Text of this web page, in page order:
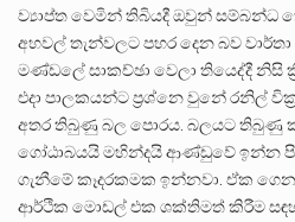
ව්‍යාප්ත වෙමින් තිබියදී ඔවුන් සම්බන්ධ
අහවල් තැන්වලට පහර දෙන බව
මණ්ඩලේ සාකච්ඡා වෙලා තියෙද්දී නිසි
එදා පාලකයන්ට ප්‍රශ්නෙ වුනේ රනිල්
අතර තිබුණු බල පොරය. බලයට තිබුණු
ගෝඨාබයයි මහින්දයි ආණ්ඩුවේ ඉන්න
ගැනීමේ කෑදරකමක ඉන්නවා. ඒක
ආර්ථික මොඩල් එක ශක්තිමත් කිරීම